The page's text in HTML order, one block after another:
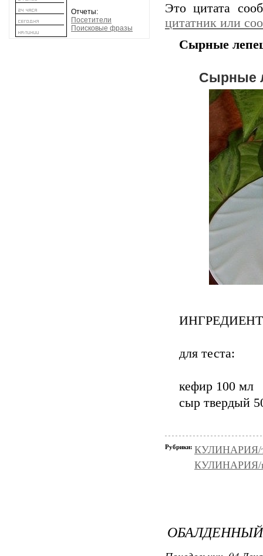
Отчеты:
Посетители
Поисковые фразы
Это цитата
цитатник или
Сырные
Сырные
для теста:
кефир 100 мл
сыр твердый
Рубрики: КУЛИНАРИЯ/
КУЛИНАРИЯ/